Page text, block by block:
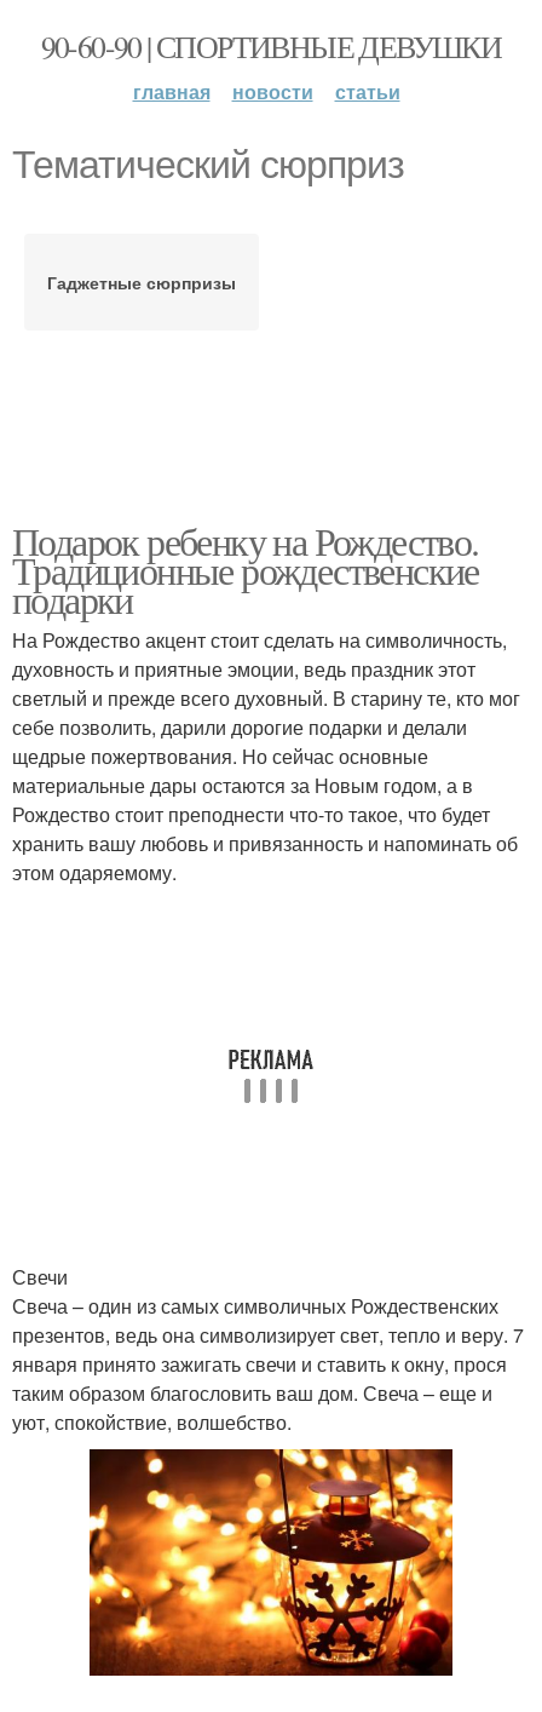
90-60-90 | СПОРТИВНЫЕ ДЕВУШКИ
главная новости статьи
Тематический сюрприз
Гаджетные сюрпризы
Подарок ребенку на Рождество.
Традиционные рождественские
подарки
На Рождество акцент стоит сделать на символичность,
духовность и приятные эмоции, ведь праздник этот
светлый и прежде всего духовный. В старину те, кто мог
себе позволить, дарили дорогие подарки и делали
щедрые пожертвования. Но сейчас основные
материальные дары остаются за Новым годом, а в
Рождество стоит преподнести что-то такое, что будет
хранить вашу любовь и привязанность и напоминать об
этом одаряемому.
Свечи
Свеча – один из самых символичных Рождественских
презентов, ведь она символизирует свет, тепло и веру. 7
января принято зажигать свечи и ставить к окну, прося
таким образом благословить ваш дом. Свеча – еще и
уют, спокойствие, волшебство.